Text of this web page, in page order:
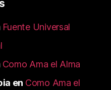
Fuente Universal
Como Ama el Alma
en Como Ama el